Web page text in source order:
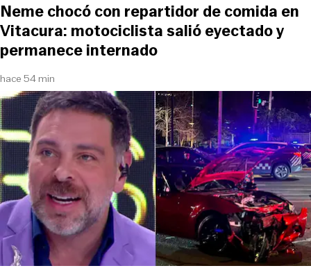
hace 54 min
Neme chocó con repartidor de comida en
Vitacura: motociclista salió eyectado y
permanece internado